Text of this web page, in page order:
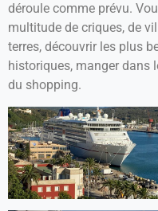
déroule comme prévu.
multitude de criques, de
terres, découvrir les plus
historiques, manger dans
du shopping.